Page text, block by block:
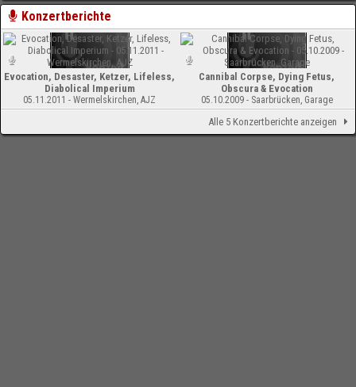
Konzertberichte
Evocation, Desaster, Ketzer, Lifeless,
Diabolical Imperium
05.11.2011 - Wermelskirchen, AJZ
Cannibal Corpse, Dying Fetus,
Obscura & Evocation
05.10.2009 - Saarbrücken, Garage
Alle 5 Konzertberichte anzeigen